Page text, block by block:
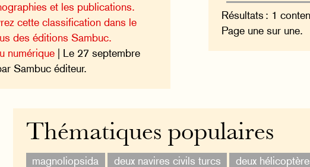
Résultats : 1
Page une sur une.
et les publications.
cette classification dans le
des éditions Sambuc.
numérique | Le 27 septembre
Sambuc éditeur.
Thématiques populaires
magnoliopsida deux navires civils turcs
deux